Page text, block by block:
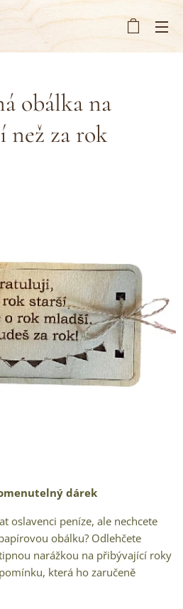
obálka na
než za rok
dárek
oslavenci peníze, ale nechcete
obálku? Odlehčete
narážkou na přibývající roky
která ho zaručeně